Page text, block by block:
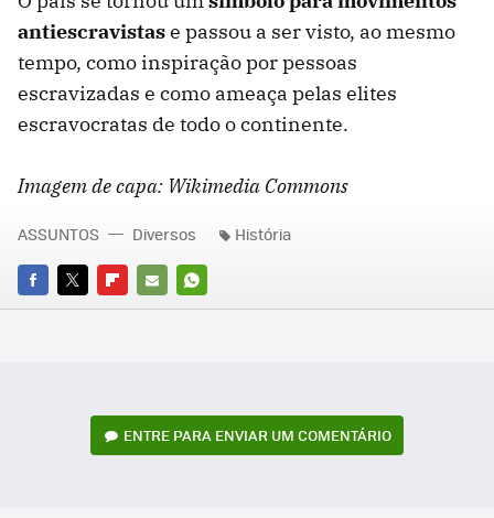
antiescravistase passou a ser visto, ao mesmo
tempo, como inspiração por pessoas
escravizadas e como ameaça pelas elites
escravocratas de todo o continente.
Imagemde capa: Wikimedia Commons
FACEBOOK
TWITTERFLIPBOARD
E-
WHATSAPP
ASSUNTOS Diversos História
ENTRE PARA ENVIAR UM COMENTÁRIO